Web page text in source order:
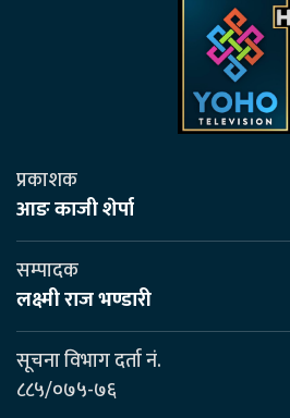
प्रकाशक
आङ काजी शेर्पा
सम्पादक
लक्ष्मी राज भण्डारी
सूचना विभाग दर्ता नं.
८८५/०७५-७६